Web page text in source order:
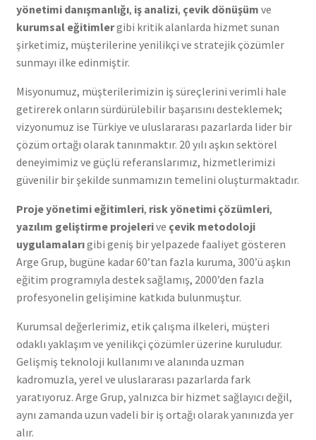
yönetimi danışmanlığı, iş analizi, çevik dönüşüm ve
kurumsal eğitimlergibi kritik alanlarda hizmet sunan
şirketimiz, müşterilerine yenilikçi ve stratejik çözümler
sunmayı ilke edinmiştir.
Misyonumuz, müşterilerimizin iş süreçlerini verimli hale
getirerek onların sürdürülebilir başarısını desteklemek;
vizyonumuz ise Türkiye ve uluslararası pazarlarda lider bir
çözüm ortağı olarak tanınmaktır. 20 yılı aşkın sektörel
deneyimimiz ve güçlü referanslarımız, hizmetlerimizi
güvenilir bir şekilde sunmamızın temelini oluşturmaktadır.
Proje yönetimi eğitimleri, risk yönetimi çözümleri,
yazılım geliştirme projelerive çevik metodoloji
uygulamalarıgibi geniş bir yelpazede faaliyet gösteren
Arge Grup, bugüne kadar 60’tan fazla kuruma, 300’ü aşkın
eğitim programıyla destek sağlamış, 2000’den fazla
profesyonelin gelişimine katkıda bulunmuştur.
Kurumsal değerlerimiz, etik çalışma ilkeleri, müşteri
odaklı yaklaşım ve yenilikçi çözümler üzerine kuruludur.
Gelişmiş teknoloji kullanımı ve alanında uzman
kadromuzla, yerel ve uluslararası pazarlarda fark
yaratıyoruz. Arge Grup, yalnızca bir hizmet sağlayıcı değil,
aynı zamanda uzun vadeli bir iş ortağı olarak yanınızda yer
alır.